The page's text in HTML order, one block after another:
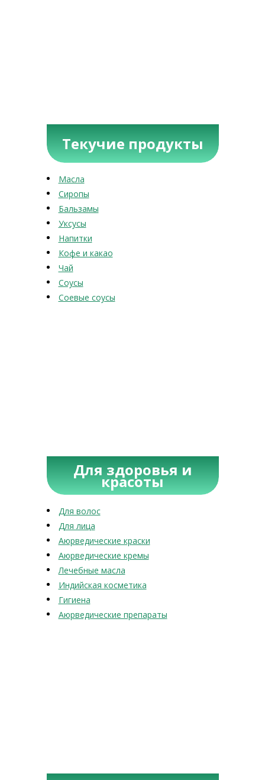
Текучие продукты
Масла
Сиропы
Бальзамы
Уксусы
Напитки
Кофе и какао
Чай
Соусы
Соевые соусы
Для здоровья и
красоты
Для волос
Для лица
Аюрведические краски
Аюрведические кремы
Лечебные масла
Индийская косметика
Гигиена
Аюрведические препараты